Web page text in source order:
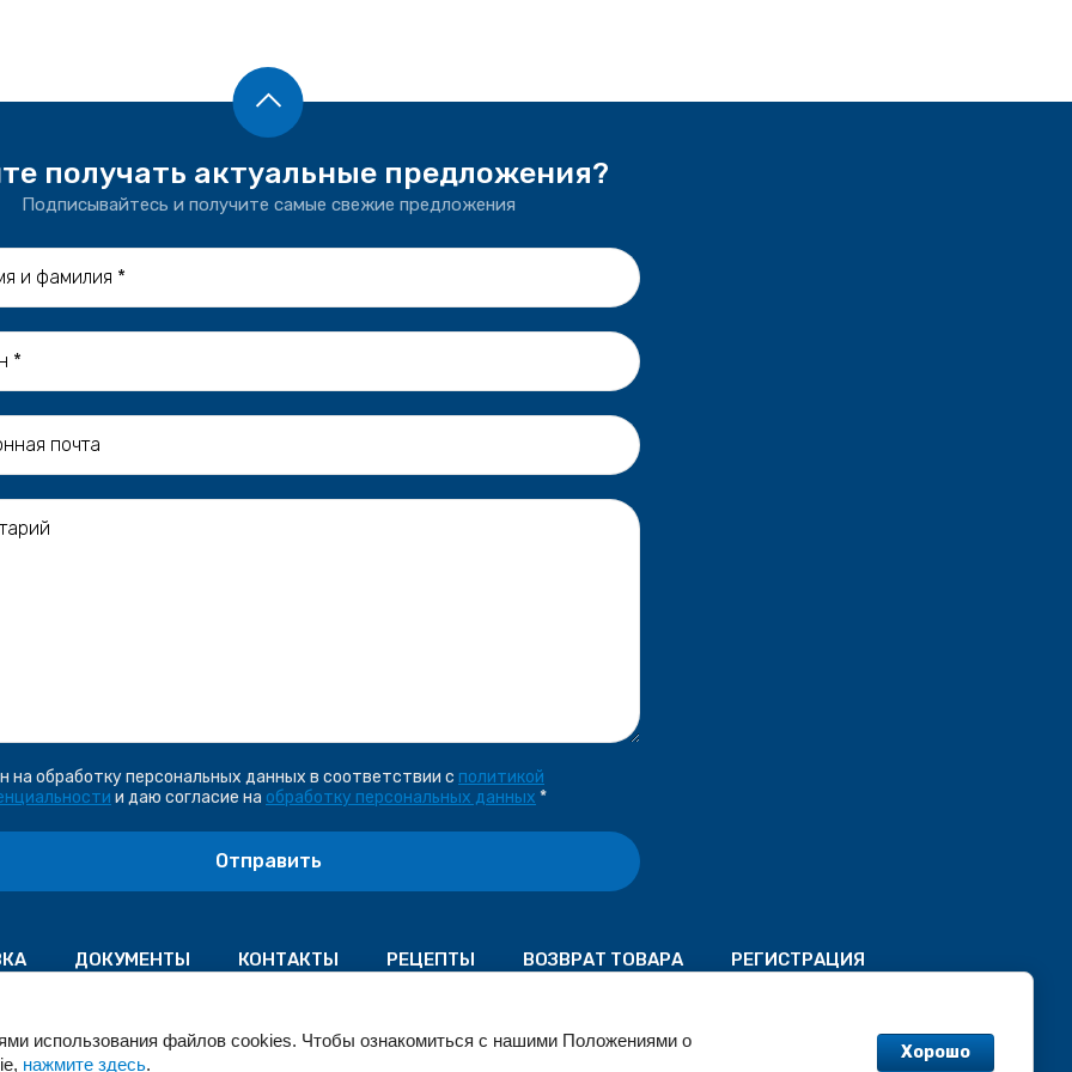
получать актуальные предложения?
Подписывайтесь и получите самые свежие предложения
на обработку персональных данных в соответствии с политикой
и даю согласие на обработку персональных данных *
Отправить
ДОКУМЕНТЫ КОНТАКТЫ РЕЦЕПТЫ ВОЗВРАТ ТОВАРА РЕГИСТРАЦИЯ
© 2020-2026
использования файлов cookies. Чтобы ознакомиться с нашими Положениями о
нажмите здесь.
Хорошо